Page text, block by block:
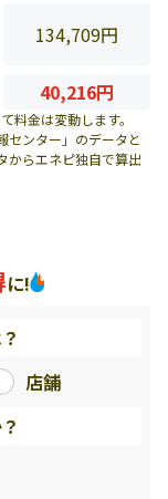
134,709円
40,216円
料金は変動します。
ンター」のデータと
からエネピ独自で算出
に!
店舗